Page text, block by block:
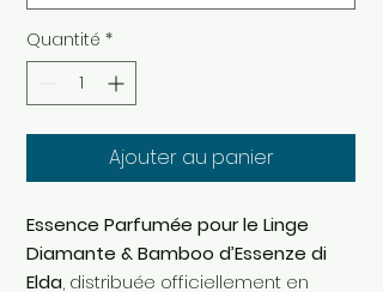
Quantité *
Ajouter au panier
Essence Parfumée pour le Linge
Diamante & Bamboo d’Essenze di
Elda, distribuée officiellement en